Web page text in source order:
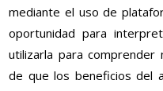
mediante el uso de
oportunidad para
utilizarla para
de que los beneficios del